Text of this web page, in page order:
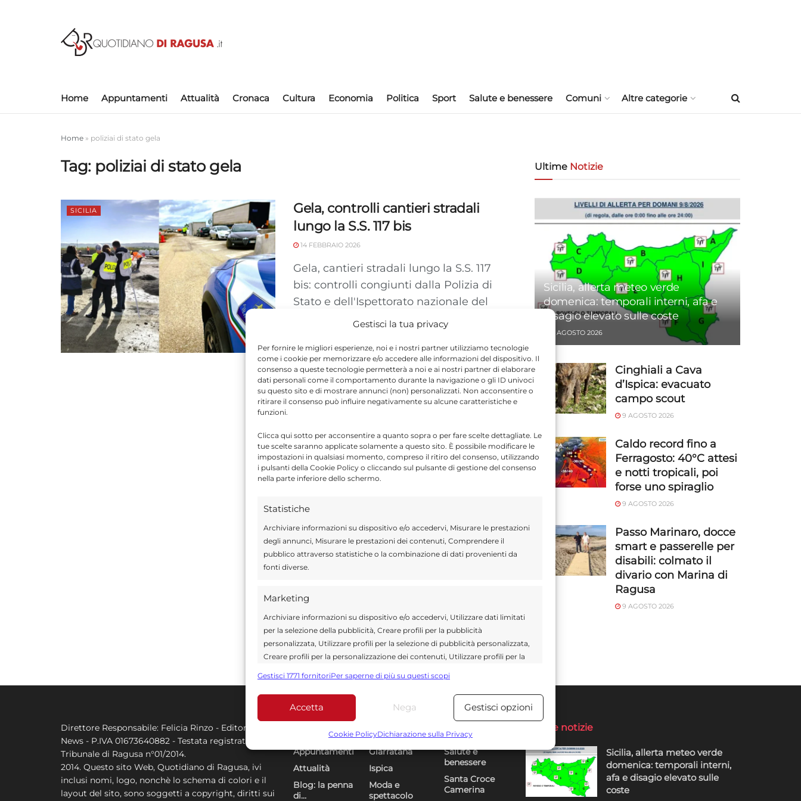
Gestisci la tua privacy
Per fornire le migliori esperienze, noi e i nostri partner utilizziamo tecnologie
come i cookie per memorizzare e/o accedere alle informazioni del dispositivo. Il
consenso a queste tecnologie permetterà a noi e ai nostri partner di elaborare
dati personali come il comportamento durante la navigazione o gli ID univoci
su questo sito e di mostrare annunci (non) personalizzati. Non acconsentire o
ritirare il consenso può influire negativamente su alcune caratteristiche e
funzioni.
Clicca qui sotto per acconsentire a quanto sopra o per fare scelte dettagliate. Le
tue scelte saranno applicate solamente a questo sito. È possibile modificare le
impostazioni in qualsiasi momento, compreso il ritiro del consenso, utilizzando
i pulsanti della Cookie Policy o cliccando sul pulsante di gestione del consenso
nella parte inferiore dello schermo.
Statistiche
Archiviare informazioni su dispositivo e/o accedervi, Misurare le prestazioni
degli annunci, Misurare le prestazioni dei contenuti, Comprendere il
pubblico attraverso statistiche o la combinazione di dati provenienti da
fonti diverse.
Marketing
Archiviare informazioni su dispositivo e/o accedervi, Utilizzare dati limitati
per la selezione della pubblicità, Creare profili per la pubblicità
personalizzata, Utilizzare profili per la selezione di pubblicità personalizzata,
Creare profili per la personalizzazione dei contenuti, Utilizzare profili per la
Utilizzare dati limitati per la selezione dei contenuti.
Funzionalità Sempre attivo
Abbinare e combinare dati provenienti da altre fonti di dati,
alle informazioni trasmesse automaticamente.
Utilizzare dati di geolocalizzazione precisi, Riconoscere i
Gestisci 1771 fornitoriPer saperne di più su questi scopi
Accetta Nega Gestisci opzioni
Cookie PolicyDichiarazione sulla Privacy
Home Appuntamenti Attualità Cronaca Cultura Economia Politica Sport Salute e benessere Comuni Altre categorie
Home » poliziai di stato gela
Tag: poliziai di stato gela
SICILIA
Gela, controlli cantieri stradali
lungo la S.S. 117 bis
14 FEBBRAIO 2026
Gela, cantieri stradali lungo la S.S. 117
bis: controlli congiunti dalla Polizia di
Stato e dell'Ispettorato nazionale del
Ultime Notizie
Sicilia, allerta meteo verde
domenica: temporali interni, afa e
disagio elevato sulle coste
9 AGOSTO 2026
Cinghiali a Cava
d’Ispica: evacuato
campo scout
9 AGOSTO 2026
Caldo record fino a
Ferragosto: 40°C attesi
e notti tropicali, poi
forse uno spiraglio
9 AGOSTO 2026
Passo Marinaro, docce
smart e passerelle per
disabili: colmato il
divario con Marina di
Ragusa
9 AGOSTO 2026
Direttore Responsabile: Felicia Rinzo - Editore QDR
News - P.IVA 01673640882 - Testata registrata al
Tribunale di Ragusa n°01/2014.
2014. Questo sito Web, Quotidiano di Ragusa, ivi
inclusi nomi, logo, nonchè lo schema di colori e il
layout del sito, sono soggetti a copyright, diritti sui
Appuntamenti
Attualità
Blog: la penna
di…
Giarratana
Ispica
Moda e
spettacolo
Salute e
benessere
Santa Croce
Camerina
Ultime notizie
Sicilia, allerta meteo verde
domenica: temporali interni,
afa e disagio elevato sulle
coste